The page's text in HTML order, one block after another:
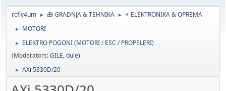
rcfly4um ► 🧰 GRADNJA & TEHNIKA ► ⚡ ELEKTRONIKA & OPREMA
► MOTORI
►
ELEKTRO POGONI (MOTORI / ESC / PROPELERI)
(Moderators:GILE,dule)
► AXi 5330D/20